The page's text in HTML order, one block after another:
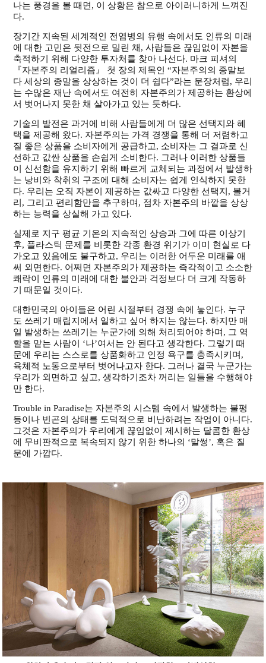
나는 풍경을 볼 때면, 이 상황은 참으로 아이러니하게 느껴진
다.
장기간 지속된 세계적인 전염병의 유행 속에서도 인류의 미래
에 대한 고민은 뒷전으로 밀린 채, 사람들은 끊임없이 자본을
축적하기 위해 다양한 투자처를 찾아 나선다. 마크 피셔의
『자본주의 리얼리즘』 첫 장의 제목인 “자본주의의 종말보
다 세상의 종말을 상상하는 것이 더 쉽다”라는 문장처럼, 우리
는 수많은 재난 속에서도 여전히 자본주의가 제공하는 환상에
서 벗어나지 못한 채 살아가고 있는 듯하다.
기술의 발전은 과거에 비해 사람들에게 더 많은 선택지와 혜
택을 제공해 왔다. 자본주의는 가격 경쟁을 통해 더 저렴하고
질 좋은 상품을 소비자에게 공급하고, 소비자는 그 결과로 신
선하고 값싼 상품을 손쉽게 소비한다. 그러나 이러한 상품들
이 신선함을 유지하기 위해 빠르게 교체되는 과정에서 발생하
는 낭비와 착취의 구조에 대해 소비자는 쉽게 인식하지 못한
다. 우리는 오직 자본이 제공하는 값싸고 다양한 선택지, 볼거
리, 그리고 편리함만을 추구하며, 점차 자본주의 바깥을 상상
하는 능력을 상실해 가고 있다.
실제로 지구 평균 기온의 지속적인 상승과 그에 따른 이상기
후, 플라스틱 문제를 비롯한 각종 환경 위기가 이미 현실로 다
가오고 있음에도 불구하고, 우리는 이러한 어두운 미래를 애
써 외면한다. 어쩌면 자본주의가 제공하는 즉각적이고 소소한
쾌락이 인류의 미래에 대한 불안과 걱정보다 더 크게 작동하
기 때문일 것이다.
대한민국의 아이들은 어린 시절부터 경쟁 속에 놓인다. 누구
도 쓰레기 매립지에서 일하고 싶어 하지는 않는다. 하지만 매
일 발생하는 쓰레기는 누군가에 의해 처리되어야 하며, 그 역
할을 맡는 사람이 ‘나’여서는 안 된다고 생각한다. 그렇기 때
문에 우리는 스스로를 상품화하고 인정 욕구를 충족시키며,
육체적 노동으로부터 벗어나고자 한다. 그러나 결국 누군가는
우리가 외면하고 싶고, 생각하기조차 꺼리는 일들을 수행해야
만 한다.
Trouble in Paradise는 자본주의 시스템 속에서 발생하는 불평
등이나 빈곤의 상태를 도덕적으로 비난하려는 작업이 아니다.
그것은 자본주의가 우리에게 끊임없이 제시하는 달콤한 환상
에 무비판적으로 복속되지 않기 위한 하나의 ‘말썽’, 혹은 질
문에 가깝다.